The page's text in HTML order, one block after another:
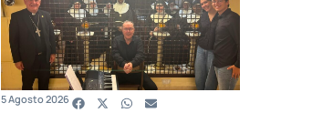
5 Agosto 2026